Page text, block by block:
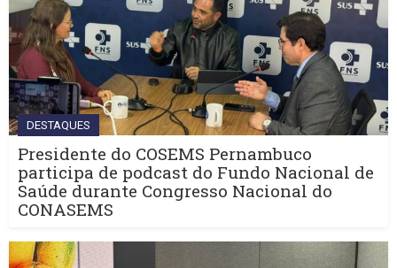
DESTAQUES
Presidente do COSEMS Pernambuco
participa de podcast do Fundo Nacional de
Saúde durante Congresso Nacional do
CONASEMS